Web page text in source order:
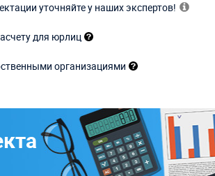
уточняйте у наших экспертов!
для юрлиц
организациями